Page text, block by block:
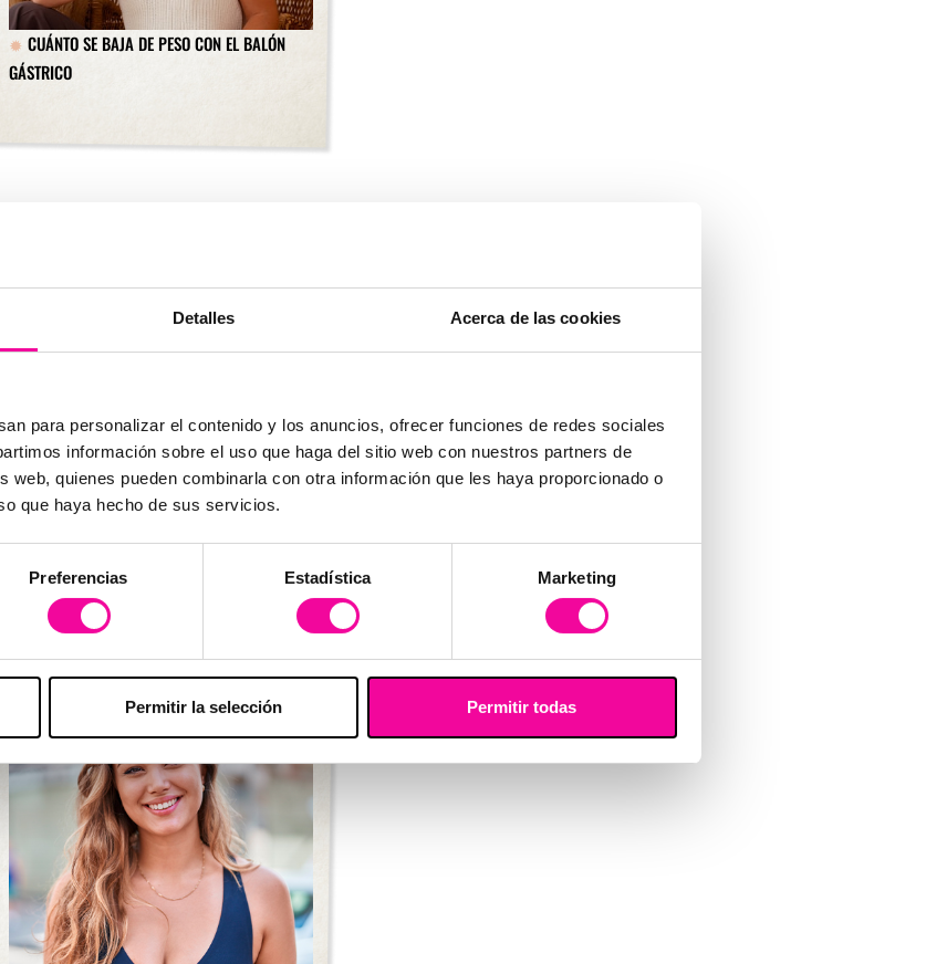
Detalles Acerca de las cookies
para personalizar el contenido y los anuncios, ofrecer funciones de redes sociales
información sobre el uso que haga del sitio web con nuestros partners de
web, quienes pueden combinarla con otra información que les haya proporcionado o
que haya hecho de sus servicios.
Preferencias Estadística Marketing
Permitir la selección Permitir todas
CUÁNTO SE BAJA DE PESO CON EL BALÓN
GÁSTRICO
POSTOPERATORIO MAMOPLASTIA DE
AUMENTO